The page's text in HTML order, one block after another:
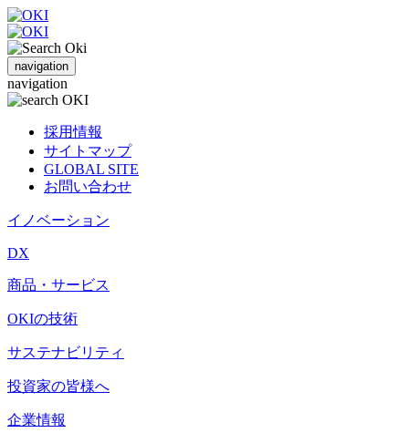
navigation
navigation
採用情報
サイトマップ
GLOBAL SITE
お問い合わせ
イノベーション
DX
商品・サービス
OKIの技術
サステナビリティ
投資家の皆様へ
企業情報